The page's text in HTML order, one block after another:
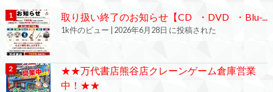
取り扱い終了のお知らせ【CD ・DVD ・Blu-...
1k件のビュー 2026年6月28日 に投稿された
★★万代書店熊谷店クレーンゲーム倉庫営業
中！★★